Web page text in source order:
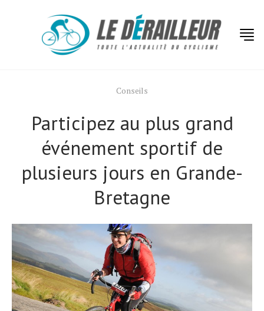
Conseils
Participez au plus grand
événement sportif de
plusieurs jours en Grande-
Bretagne